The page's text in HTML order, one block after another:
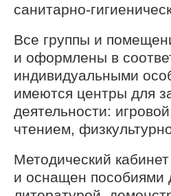
санитарно-
Все группы и
и оформлены в
индивидуальными
имеются центры для
деятельности:
чтением,
Методический
и оснащен пособиями